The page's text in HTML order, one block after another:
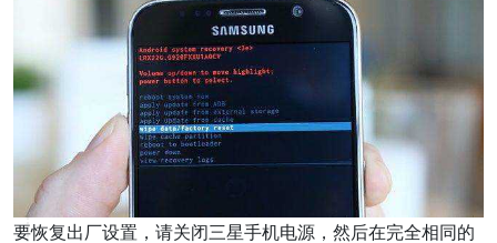
要恢复出厂设置，请关闭三星手机电源，然后在完全相同的